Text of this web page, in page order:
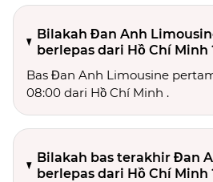
Bilakah Đan Anh
berlepas dari Hồ Chí Minh
Bas Đan Anh Limousine
08:00 dari Hồ Chí Minh .
Bilakah bas terakhir Đan
berlepas dari Hồ Chí Minh